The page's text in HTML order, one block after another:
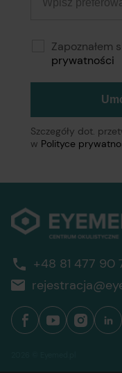
Zapoznałem
prywatności
Szczegóły dot.
w Polityce
+48 81 477 90